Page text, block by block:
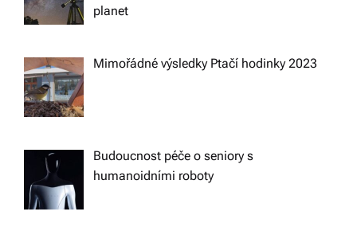
planet
Mimořádné výsledky Ptačí hodinky 2023
Budoucnost péče o seniory s
humanoidními roboty